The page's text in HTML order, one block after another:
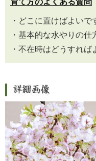
蕾がたくさんついて
みです。
大事に育てたいと
大満足です!
はじめて、購入しま
想像してたより、立
毎日、朝起きて、お
立派な花が咲くとい
ます。
・どこに置けばよいで
・基本的な水やりの仕
・不在時はどうすれば